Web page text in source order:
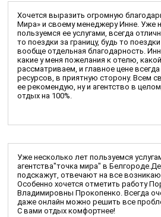
Хочется выразить огромную
Мира» и своему менеджеру Инне. Уже
пользуемся ее услугами, всегда
то поездки за границу, будь то
вообще отдельная благодарность.
какие у меня пожелания к отелю,
рассматриваем, и главное цене всегда
ресурсов, в приятную сторону. Всем
ее рекомендую, ну и агентство в
отдых на 100%.
Уже несколько лет пользуемся
агентства"точка мира" в
подскажут, отвечают на все
Особенно хочется отметить работу
Владимировны Прокопенко. Всегда
даже онлайн можно решить все
С вами отдых комфортнее!